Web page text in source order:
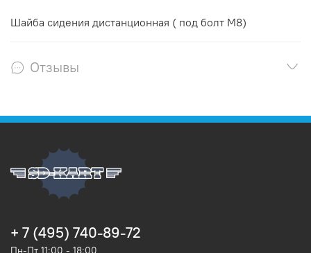
Шайба сидения дистанционная ( под болт М8)
Отзывы
+ 7 (495) 740-89-72
Пн-Пт 11:00 - 18:00